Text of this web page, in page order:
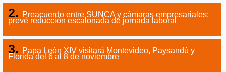
Preacuerdo entre SUNCA y cámaras empresariales:
prevé reducción escalonada de jornada laboral
Papa León XIV visitará Montevideo, Paysandú y
Florida del 6 al 8 de noviembre